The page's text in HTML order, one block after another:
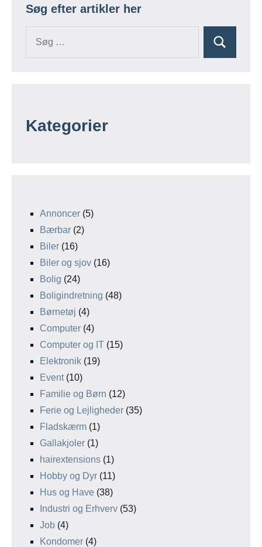
Søg efter artikler her
Kategorier
Annoncer (5)
Bærbar (2)
Biler (16)
Biler og sjov (16)
Bolig (24)
Boligindretning (48)
Børnetøj (4)
Computer (4)
Computer og IT (15)
Elektronik (19)
Event(10)
Familie og Børn (12)
Ferie og Lejligheder (35)
Fladskærm (1)
Gallakjoler (1)
hairextensions (1)
Hobby og Dyr (11)
Hus og Have (38)
Industri og Erhverv (53)
Job (4)
Kondomer (4)